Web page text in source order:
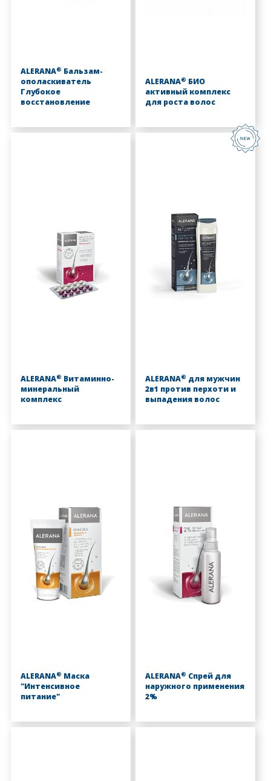
ALERANA® Бальзам-
ополаскиватель
Глубокое
восстановление
ALERANA® БИО
активный комплекс
для роста волос
ALERANA® Витаминно-
минеральный
комплекс
ALERANA® для мужчин
2в1 против перхоти и
выпадения волос
ALERANA® Маска
"Интенсивное
питание"
ALERANA® Спрей для
наружного применения
2%